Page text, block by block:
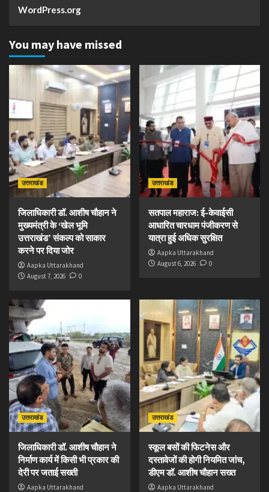
WordPress.org
You may have missed
उत्तराखंड
जिलाधिकारी डॉ. आशीष चौहान ने
मुख्यमंत्री के ‘खेल भूमि
उत्तराखंड’ संकल्प को साकार
करने पर दिया जोर
Aapka Uttarakhand
August 7, 2026
0
उत्तराखंड
सतपाल महाराज: ई-केवाईसी
आधारित चारधाम पंजीकरण से
यात्रा हुई अधिक सुरक्षित
Aapka Uttarakhand
August 6, 2026
0
उत्तराखंड
जिलाधिकारी डॉ. आशीष चौहान ने
निर्माण कार्य में किसी भी प्रकार की
देरी पर जताई सख्ती
Aapka Uttarakhand
उत्तराखंड
स्कूल बसों की फिटनेस और
दस्तावेजों की होगी नियमित जांच,
डीएम डॉ. आशीष चौहान सख्त
Aapka Uttarakhand